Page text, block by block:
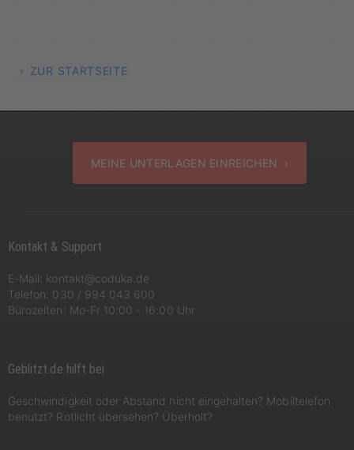
ZUR STARTSEITE
MEINE UNTERLAGEN EINREICHEN ›
Kontakt & Support
E-Mail: kontakt@coduka.de
Telefon: 030 / 994 043 600
Bürozeiten: Mo-Fr 10:00 - 16:00 Uhr
Geblitzt.de hilft bei
Geschwindigkeit oder Abstand nicht eingehalten? Mobiltelefon
benutzt? Rotlicht übersehen? Überholt?